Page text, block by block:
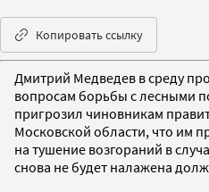
Копировать ссылку
Дмитрий Медведев в среду
вопросам борьбы с лесными
пригрозил чиновникам
Московской области, что им
на тушение возгораний в
снова не будет налажена